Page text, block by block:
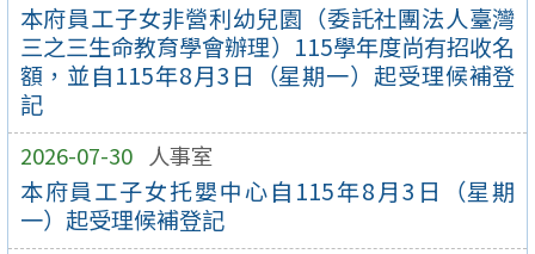
本府員工子女非營利幼兒園（委託社團法人臺灣
三之三生命教育學會辦理）115學年度尚有招收名
額，並自115年8月3日（星期一）起受理候補登
記
2026-07-30 人事室
本府員工子女托嬰中心自115年8月3日（星期
一）起受理候補登記